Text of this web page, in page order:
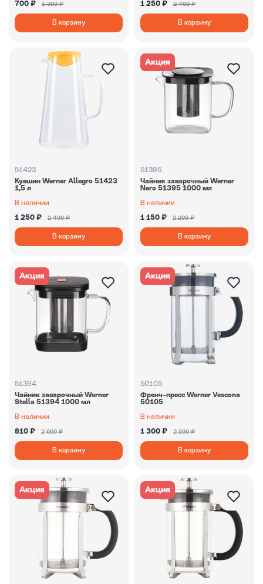
700 ₽ 1 399 ₽
В корзину
1 250 ₽ 2 499 ₽
В корзину
51423
Кувшин Werner Allegro 51423
1,5 л
В наличии
1 250 ₽ 2 499 ₽
В корзину
Акция
51395
Чайник заварочный Werner
Nero 51395 1000 мл
В наличии
1 150 ₽ 2 299 ₽
В корзину
Акция
51394
Чайник заварочный Werner
Stella 51394 1000 мл
В наличии
810 ₽ 2 699 ₽
В корзину
Акция
50105
Френч-пресс Werner Vescona
50105
В наличии
1 300 ₽ 2 599 ₽
В корзину
Акция Акция